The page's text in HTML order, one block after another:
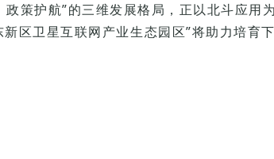
策护航”的三维发展格局，正以北斗应
新区卫星互联网产业生态园区”将助力培